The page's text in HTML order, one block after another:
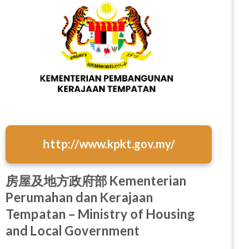
http://www.kpkt.gov.my/
房屋及地方政府部 Kementerian
Perumahan dan Kerajaan
Tempatan – Ministry of Housing
and Local Government